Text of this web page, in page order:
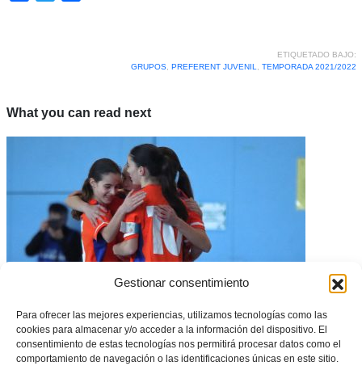
Gestionar consentimiento
Para ofrecer las mejores experiencias, utilizamos tecnologías como las
cookies para almacenar y/o acceder a la información del dispositivo. El
consentimiento de estas tecnologías nos permitirá procesar datos como el
comportamiento de navegación o las identificaciones únicas en este sitio.
ETIQUETADO BAJO:
GRUPOS, PREFERENT JUVENIL TEMPORADA 2021/2022
What you can read next
Histórico pase a semifinales de la Selecció Valenciana Valenta sub14 de
fútbol sala en su tercer año de vida